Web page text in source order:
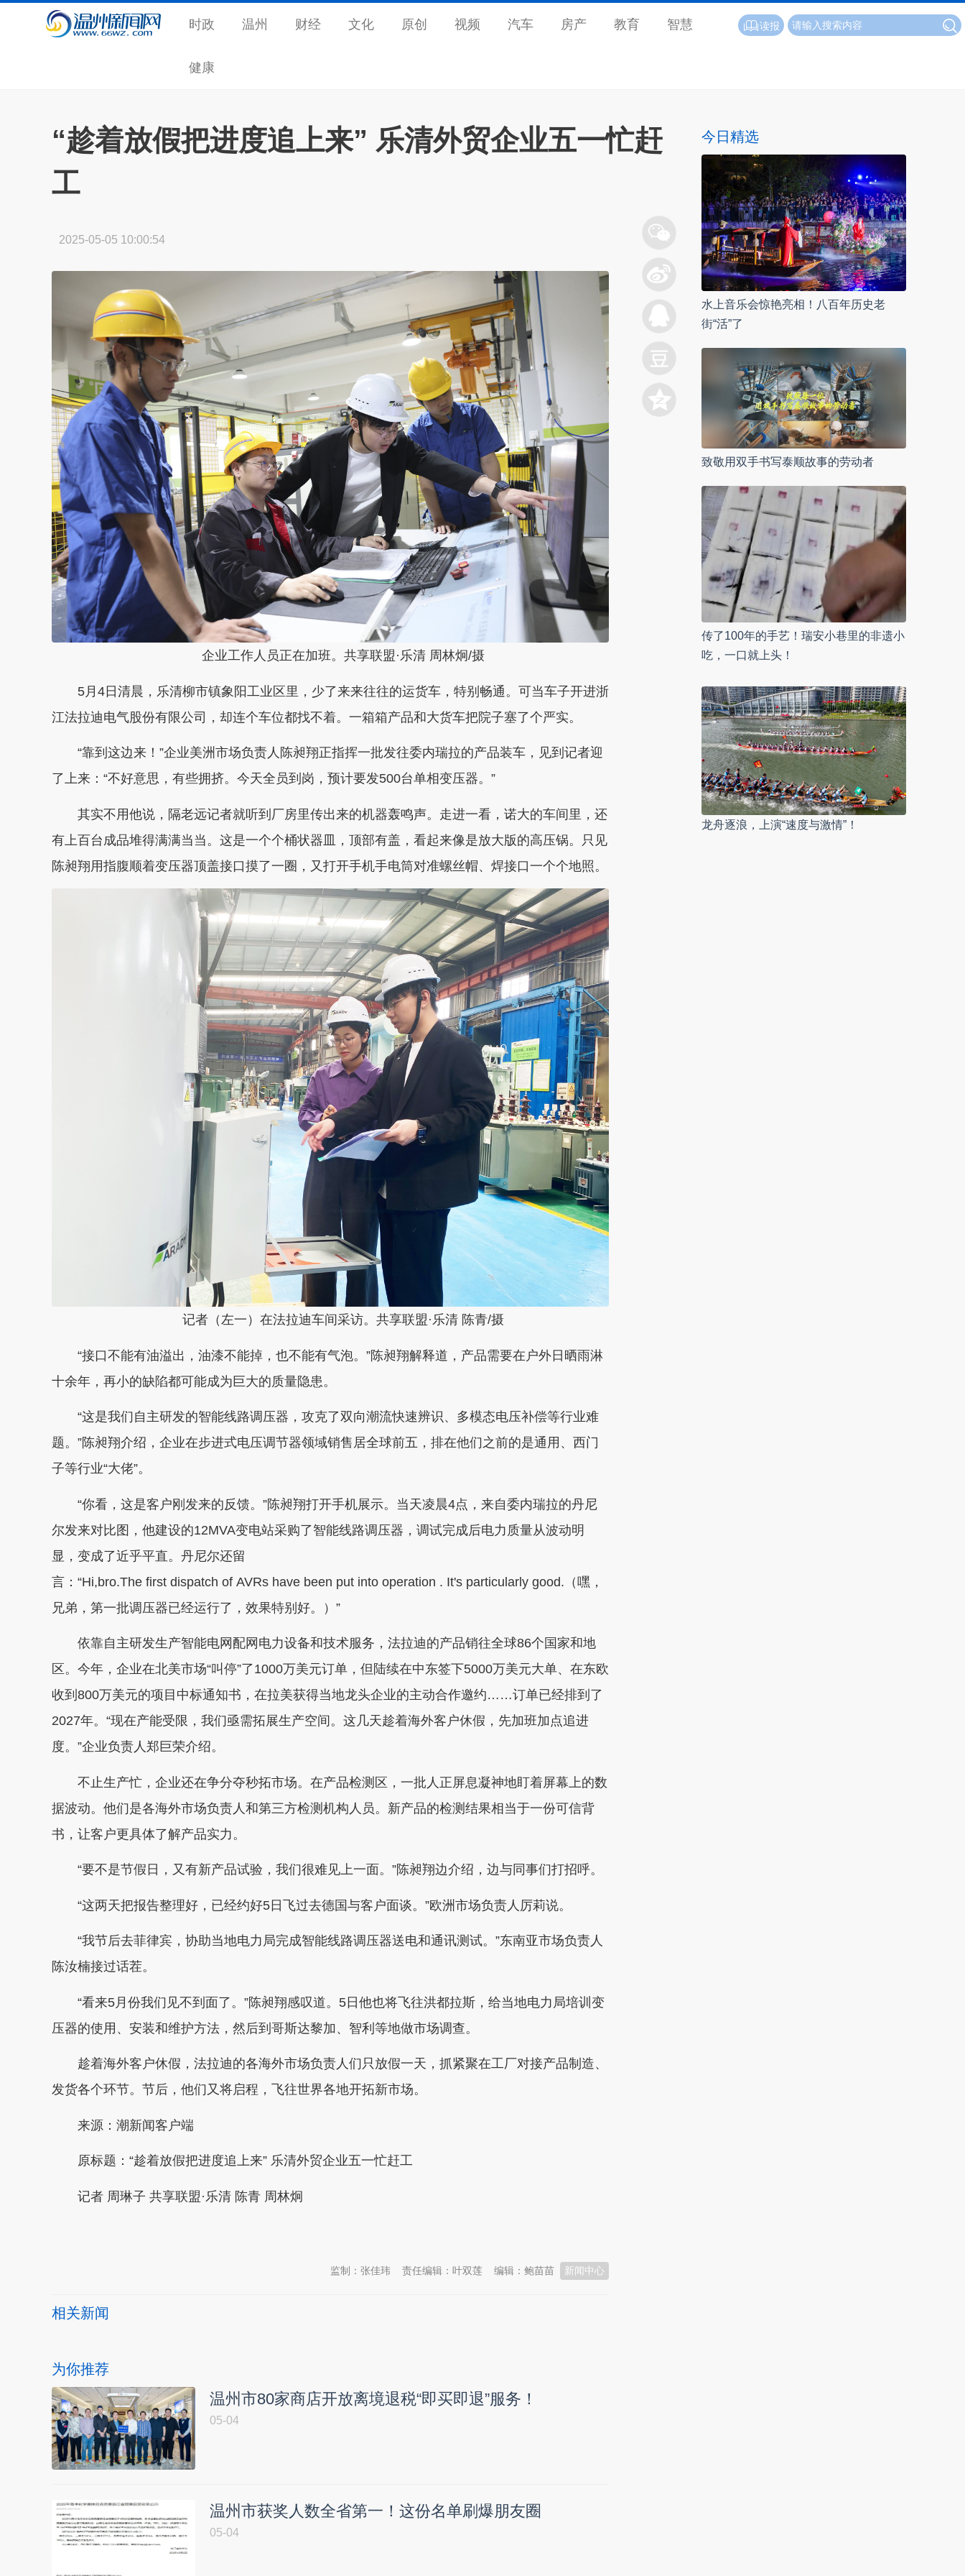
时政 温州 财经 文化 原创 视频 汽车 房产 教育 智慧
健康
读报
“趁着放假把进度追上来” 乐清外贸企业五一忙赶
工
2025-05-05 10:00:54
企业工作人员正在加班。共享联盟·乐清 周林炯/摄
5月4日清晨，乐清柳市镇象阳工业区里，少了来来往往的运货车，特别畅通。可当车子开进浙
江法拉迪电气股份有限公司，却连个车位都找不着。一箱箱产品和大货车把院子塞了个严实。
“靠到这边来！”企业美洲市场负责人陈昶翔正指挥一批发往委内瑞拉的产品装车，见到记者迎
了上来：“不好意思，有些拥挤。今天全员到岗，预计要发500台单相变压器。”
其实不用他说，隔老远记者就听到厂房里传出来的机器轰鸣声。走进一看，诺大的车间里，还
有上百台成品堆得满满当当。这是一个个桶状器皿，顶部有盖，看起来像是放大版的高压锅。只见
陈昶翔用指腹顺着变压器顶盖接口摸了一圈，又打开手机手电筒对准螺丝帽、焊接口一个个地照。
记者（左一）在法拉迪车间采访。共享联盟·乐清 陈青/摄
“接口不能有油溢出，油漆不能掉，也不能有气泡。”陈昶翔解释道，产品需要在户外日晒雨淋
十余年，再小的缺陷都可能成为巨大的质量隐患。
“这是我们自主研发的智能线路调压器，攻克了双向潮流快速辨识、多模态电压补偿等行业难
题。”陈昶翔介绍，企业在步进式电压调节器领域销售居全球前五，排在他们之前的是通用、西门
子等行业“大佬”。
“你看，这是客户刚发来的反馈。”陈昶翔打开手机展示。当天凌晨4点，来自委内瑞拉的丹尼
尔发来对比图，他建设的12MVA变电站采购了智能线路调压器，调试完成后电力质量从波动明
显，变成了近乎平直。丹尼尔还留
言：“Hi,bro.The first dispatch of AVRs have been put into operation . It's particularly good.（嘿，
兄弟，第一批调压器已经运行了，效果特别好。）”
依靠自主研发生产智能电网配网电力设备和技术服务，法拉迪的产品销往全球86个国家和地
区。今年，企业在北美市场“叫停”了1000万美元订单，但陆续在中东签下5000万美元大单、在东欧
收到800万美元的项目中标通知书，在拉美获得当地龙头企业的主动合作邀约……订单已经排到了
2027年。“现在产能受限，我们亟需拓展生产空间。这几天趁着海外客户休假，先加班加点追进
度。”企业负责人郑巨荣介绍。
不止生产忙，企业还在争分夺秒拓市场。在产品检测区，一批人正屏息凝神地盯着屏幕上的数
据波动。他们是各海外市场负责人和第三方检测机构人员。新产品的检测结果相当于一份可信背
书，让客户更具体了解产品实力。
“要不是节假日，又有新产品试验，我们很难见上一面。”陈昶翔边介绍，边与同事们打招呼。
“这两天把报告整理好，已经约好5日飞过去德国与客户面谈。”欧洲市场负责人厉莉说。
“我节后去菲律宾，协助当地电力局完成智能线路调压器送电和通讯测试。”东南亚市场负责人
陈汝楠接过话茬。
“看来5月份我们见不到面了。”陈昶翔感叹道。5日他也将飞往洪都拉斯，给当地电力局培训变
压器的使用、安装和维护方法，然后到哥斯达黎加、智利等地做市场调查。
趁着海外客户休假，法拉迪的各海外市场负责人们只放假一天，抓紧聚在工厂对接产品制造、
发货各个环节。节后，他们又将启程，飞往世界各地开拓新市场。
来源：潮新闻客户端
原标题：“趁着放假把进度追上来” 乐清外贸企业五一忙赶工
记者 周琳子 共享联盟·乐清 陈青 周林炯
新闻中心
编辑：鲍苗苗
责任编辑：叶双莲
监制：张佳玮
相关新闻
为你推荐
温州市80家商店开放离境退税“即买即退”服务！
05-04
温州市获奖人数全省第一！这份名单刷爆朋友圈
05-04
今日精选
水上音乐会惊艳亮相！八百年历史老
街“活”了
致敬用双手书写泰顺故事的劳动者
传了100年的手艺！瑞安小巷里的非遗小
吃，一口就上头！
龙舟逐浪，上演“速度与激情”！